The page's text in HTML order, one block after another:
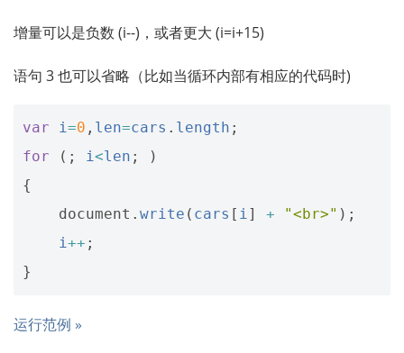
增量可以是负数 (i--)，或者更大 (i=i+15)
语句 3 也可以省略（比如当循环内部有相应的代码时)
var i=0 , len=cars . length ;
for
(; i<len ;
)
{
document . write ( cars [ i] + "<br>" );
i++ ;
}
运行范例 »